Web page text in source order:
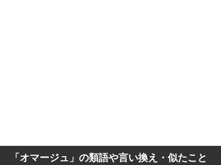
「オマージュ」の類語や言い換え・似たこと